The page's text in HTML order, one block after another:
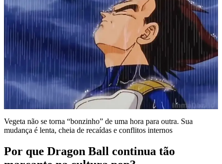
Vegeta não se torna “bonzinho” de uma hora para outra. Sua
mudança é lenta, cheia de recaídas e conflitos internos
Por que Dragon Ball continua tão